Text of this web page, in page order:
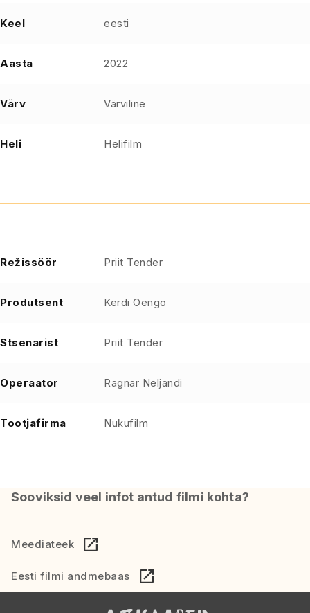
Keel eesti
Aasta 2022
Värv Värviline
Heli Helifilm
Režissöör Priit Tender
Produtsent Kerdi Oengo
Stsenarist Priit Tender
Operaator Ragnar Neljandi
Tootjafirma Nukufilm
Sooviksid veel infot antud filmi kohta?
Meediateek
Eesti filmi andmebaas